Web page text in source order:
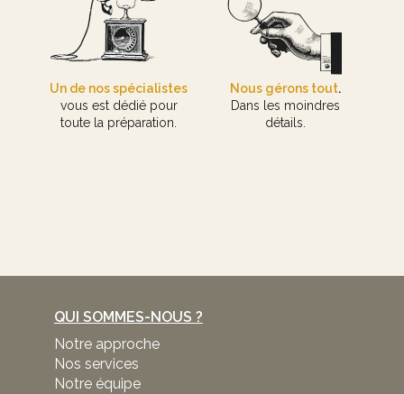
Un de nos spécialistes
vous est dédié pour
toute la préparation.
Nous gérons tout.
Dans les moindres
détails.
QUI SOMMES-NOUS ?
Notre approche
Nos services
Notre équipe